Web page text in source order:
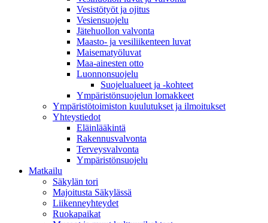
Vesistötyöt ja ojitus
Vesiensuojelu
Jätehuollon valvonta
Maasto- ja vesiliikenteen luvat
Maisematyöluvat
Maa-ainesten otto
Luonnonsuojelu
Suojelualueet ja -kohteet
Ympäristönsuojelun lomakkeet
Ympäristötoimiston kuulutukset ja ilmoitukset
Yhteystiedot
Eläinlääkintä
Rakennusvalvonta
Terveysvalvonta
Ympäristönsuojelu
Mat­kailu
Säkylän tori
Majoitusta Säkylässä
Liikenneyhteydet
Ruokapaikat